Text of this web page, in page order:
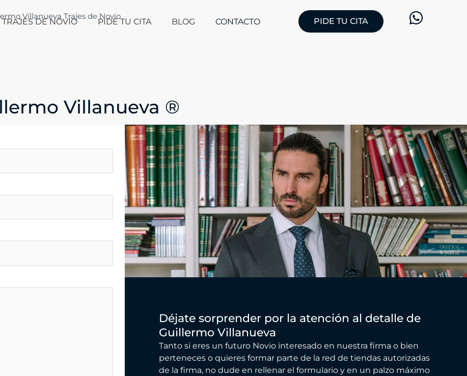
TRAJES DE NOVIO PIDE TU CITA BLOG CONTACTO PIDE TU CITA
Villanueva ®
Déjate sorprender por la atención al detalle de
Guillermo Villanueva
Tanto si eres un futuro Novio interesado en nuestra firma o bien
perteneces o quieres formar parte de la red de tiendas autorizadas
de la firma, no dude en rellenar el formulario y en un palzo máximo